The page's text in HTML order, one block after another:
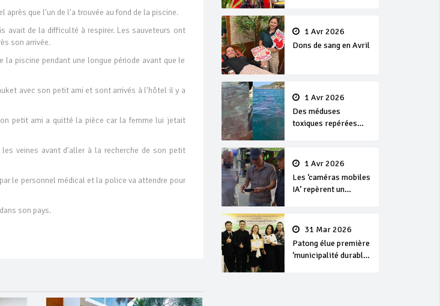
après que l'un de l'a trouvée au fond de la piscine.
avait de la difficulté à respirer. Les sauveteurs ont
son arrivée.
piscine pendant une longue période avant que le
avec son petit ami et sont arrivés à l'hôtel il y a
petit ami a quitté la pièce car la femme lui jetait
veines avant d'aller à la recherche de son petit
le personnel médical et la police va attendre pour
son pays.
Songkran
1 Avr 2026
Dons de sang en Avril
1 Avr 2026
Des méduses
toxiques repérées
1 Avr 2026
Les ‘caméras mobiles
IA’ repèrent un
séjour31 Mar 2026
Patong élue première
‘municipalité durable’